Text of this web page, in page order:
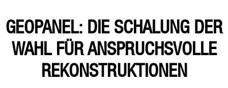
GEOPANEL: DIE SCHALUNG DER
WAHL FÜR ANSPRUCHSVOLLE
REKONSTRUKTIONEN